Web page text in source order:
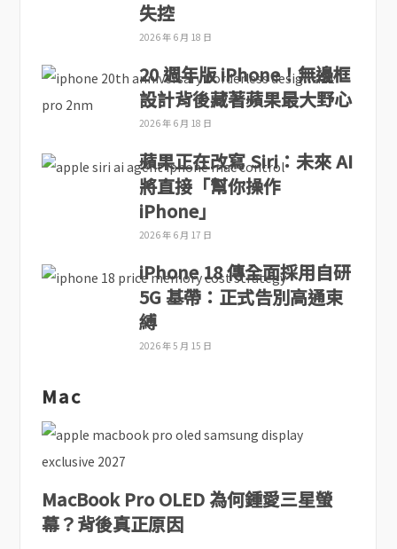
失控
2026 年 6 月 18 日
20 週年版 iPhone！無邊框
設計背後藏著蘋果最大野心
2026 年 6 月 18 日
蘋果正在改寫 Siri：未來 AI
將直接「幫你操作
iPhone」
2026 年 6 月 17 日
iPhone 18 傳全面採用自研
5G 基帶：正式告別高通束
縛
2026 年 5 月 15 日
Mac
MacBook Pro OLED 為何鍾愛三星螢
幕？背後真正原因